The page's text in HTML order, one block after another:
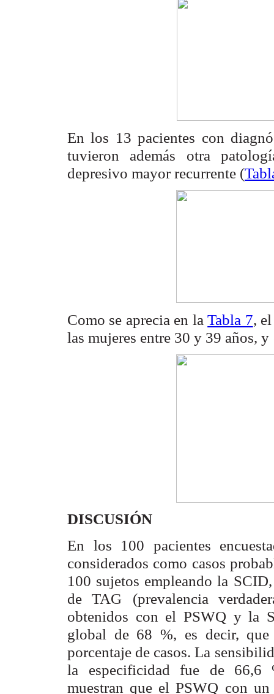
En los 13 pacientes con
tuvieron además otra
depresivo mayor recurrente (
Como se aprecia en laTabla 7,
las mujeres entre 30 y 39 años, y
DISCUSIÓN
En los 100 pacientes
considerados como casos
100 sujetos empleando la
de TAG
(prevalencia
obtenidos con el PSWQ y la
global de 68 %, es decir,
porcentaje de casos. La
la
especificidad fue de 66,6
muestran que el PSWQ con